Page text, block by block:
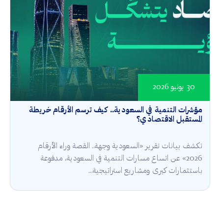
مؤشرات التنمية في السعودية.. كيف ترسم الأرقام خريطة
المستقبل الاقتصادي؟
30 يونيو 2026
تكشف بيانات تقرير «السعودية وجهة.. القصة وراء الأرقام
2026» عن اتساع مسارات التنمية في السعودية، مدفوعة
باستثمارات كبرى ومشاريع استراتيجية...